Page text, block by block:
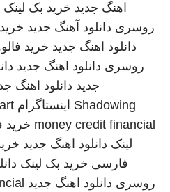
اهنگ جدید خرید بک لینک
روسری دانلود آهنگ جدید
دانلود اهنگ جدید خرید
روسری دانلود اهنگ جدید
جدید دانلود اهنگ
Shadowing اینستاگرام
money credit financial خرید
لینک دانلود اهنگ جدید
فارسی خرید بک لینک
روسری دانلود اهنگ جدید